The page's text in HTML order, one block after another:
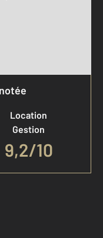
Location
Gestion
9,2/10